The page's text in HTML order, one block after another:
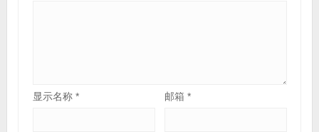
显示名称 * 邮箱*